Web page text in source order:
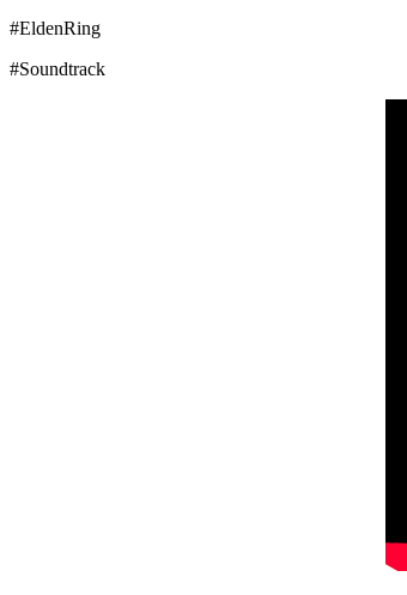
#EldenRing
#Soundtrack